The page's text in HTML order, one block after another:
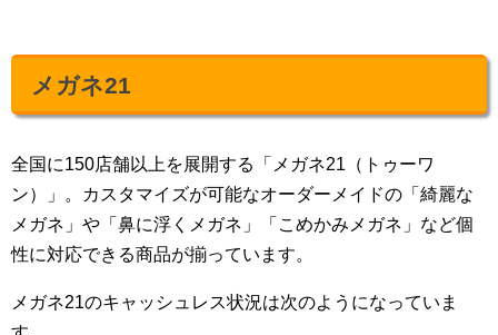
メガネ21
全国に150店舗以上を展開する「メガネ21（トゥーワ
ン）」。カスタマイズが可能なオーダーメイドの「綺麗な
メガネ」や「鼻に浮くメガネ」「こめかみメガネ」など個
性に対応できる商品が揃っています。
メガネ21のキャッシュレス状況は次のようになっていま